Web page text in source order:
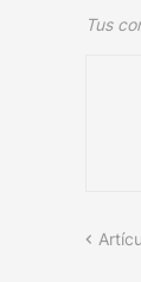
Tus